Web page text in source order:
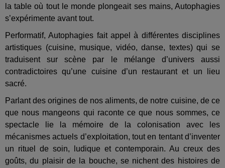
la table où tout le monde plongeait ses mains, Autophagies
s’expérimente avant tout.
Performatif, Autophagies fait appel à différentes disciplines
artistiques (cuisine, musique, vidéo, danse, textes) qui se
traduisent sur scène par le mélange d’univers aussi
contradictoires qu’une cuisine d’un restaurant et un lieu
sacré.
Parlant des origines de nos aliments, de notre cuisine, de ce
que nous mangeons qui raconte ce que nous sommes, ce
spectacle lie la mémoire de la colonisation avec les
mécanismes actuels d’exploitation, tout en tentant d’inventer
un rituel de soin, ludique et contemporain. Au creux des
goûts, du plaisir de la bouche, se nichent des histoires de